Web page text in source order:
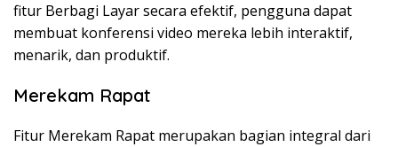
fitur Berbagi Layar secara efektif, pengguna dapat
membuat konferensi video mereka lebih interaktif,
menarik, dan produktif.
Merekam Rapat
Fitur Merekam Rapat merupakan bagian integral dari